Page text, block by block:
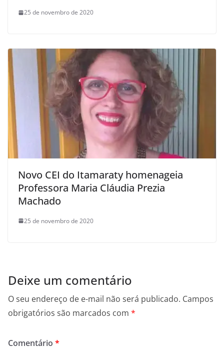
25 de novembro de 2020
Novo CEI do Itamaraty homenageia
Professora Maria Cláudia Prezia
Machado
25 de novembro de 2020
Deixe um comentário
O seu endereço de e-mail não será publicado. Campos
obrigatórios são marcados com *
Comentário *